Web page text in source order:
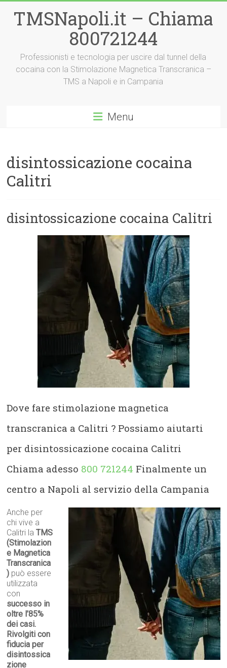
contenuto
TMSNapoli.it – Chiama
800721244
Professionisti e tecnologia per uscire dal tunnel della
cocaina con la Stimolazione Magnetica Transcranica –
TMS a Napoli e in Campania
Menu
disintossicazione cocaina
Calitri
disintossicazione cocaina Calitri
Dove fare stimolazione magnetica
transcranica a Calitri ? Possiamo aiutarti
per disintossicazione cocaina Calitri
Chiama adesso 800 721244 Finalmente un
centro a Napoli al servizio della Campania
Anche per
chi vive a
Calitri laTMS
(Stimolazion
e Magnetica
Transcranica
) può essere
utilizzata
con
successo in
oltre l’85%
dei casi.
Rivolgiti con
fiducia per
disintossica
zione